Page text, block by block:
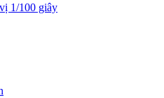
1/100 giây